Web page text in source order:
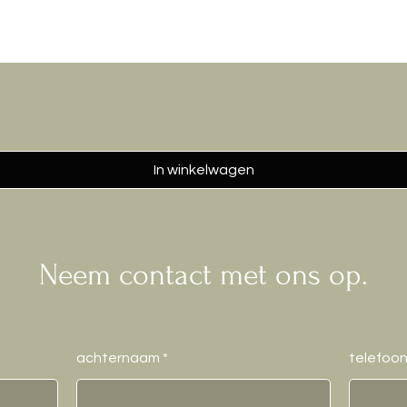
In winkelwagen
Neem contact met ons op.
achternaam